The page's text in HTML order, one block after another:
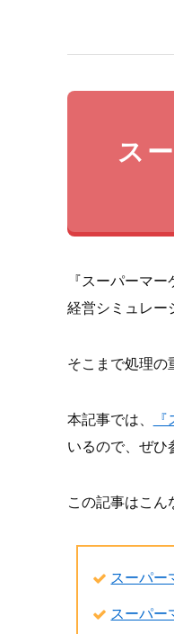
ス
『スーパーマ
経営シミュレー
そこまで処理の
本記事では、
いるので、ぜひ
この記事はこん
スーパー
スーパー